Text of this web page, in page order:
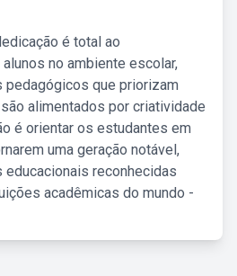
é total ao
no ambiente escolar,
pedagógicos que priorizam
alimentados por criatividade
é orientar os estudantes em
uma geração notável,
reconhecidas
acadêmicas do mundo -